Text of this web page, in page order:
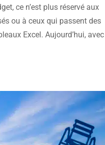
ce n’est plus réservé aux
ou à ceux qui passent des
Excel. Aujourd’hui, avec